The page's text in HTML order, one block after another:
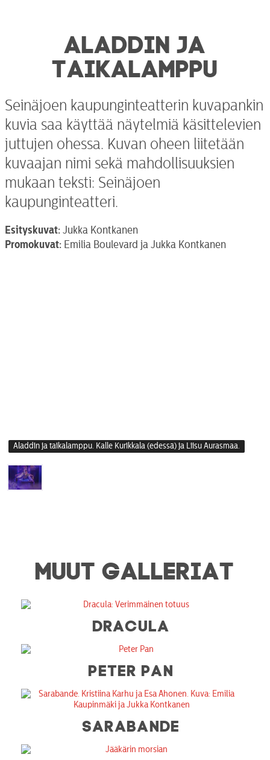
ALADDIN JA
TAIKALAMPPU
Seinäjoen kaupunginteatterin kuvapankin
kuvia saa käyttää näytelmiä käsittelevien
juttujen ohessa. Kuvan oheen liitetään
kuvaajan nimi sekä mahdollisuuksien
mukaan teksti: Seinäjoen
kaupunginteatteri.
Esityskuvat: Jukka Kontkanen
Promokuvat: Emilia Boulevard ja Jukka Kontkanen
Aladdin ja taikalamppu. Kalle Kurikkala (edessä) ja Liisu Aurasmaa.
MUUT GALLERIAT
DRACULA
PETER PAN
SARABANDE